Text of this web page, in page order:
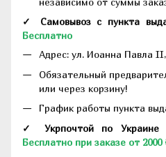
✓ Самовывоз с пункта
Бесплатно
Адрес: ул. Иоанна Павла
Обязательный
или через корзину!
График работы пункта
✓ Укрпочтой по Украине
Бесплатно при заказе от 2000